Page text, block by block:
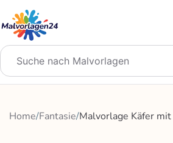
Inhalt
springen
Home/Fantasie/Malvorlage Käfer